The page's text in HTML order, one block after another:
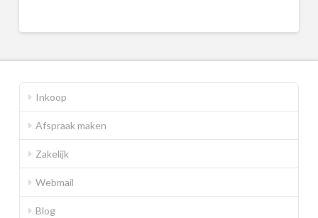
Inkoop
Afspraak maken
Zakelijk
Webmail
Blog